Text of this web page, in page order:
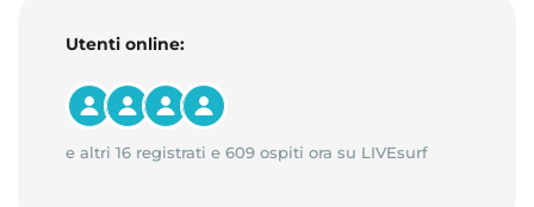
Utenti online:
e altri 16 registrati e 609 ospiti ora su LIVEsurf